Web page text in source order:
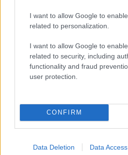
I want to allow Google to
related to personalization.
I want to allow Google to
related to security, including
functionality and fraud
user protection.
CONFIRM
Data Deletion Data Access
μακροχρόνια προστασία
Το συγκρότημα των
του περιβόλου της
σύνθετο οικοδόμημα με
αρχιτεκτονική και
αποκατάσταση και
καταλοίπων, διαμόρφωση
επισκεπτών και έργα